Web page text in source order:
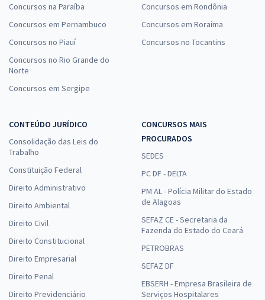
Concursos na Paraíba
Concursos em Pernambuco
Concursos no Piauí
Concursos no Rio Grande do
Norte
Concursos em Sergipe
Concursos em Rondônia
Concursos em Roraima
Concursos no Tocantins
CONTEÚDO JURÍDICO
Consolidação das Leis do
Trabalho
Constituição Federal
Direito Administrativo
Direito Ambiental
Direito Civil
Direito Constitucional
Direito Empresarial
Direito Penal
Direito Previdenciário
CONCURSOS MAIS
PROCURADOS
SEDES
PC DF - DELTA
PM AL - Polícia Militar do Estado
de Alagoas
SEFAZ CE - Secretaria da
Fazenda do Estado do Ceará
PETROBRAS
SEFAZ DF
EBSERH - Empresa Brasileira de
Serviços Hospitalares